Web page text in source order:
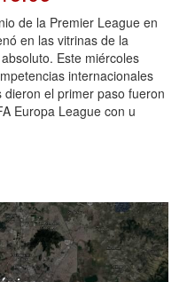
de la Premier League en
en las vitrinas de la
Este miércoles
internacionales
el primer paso fueron
Europa League con u